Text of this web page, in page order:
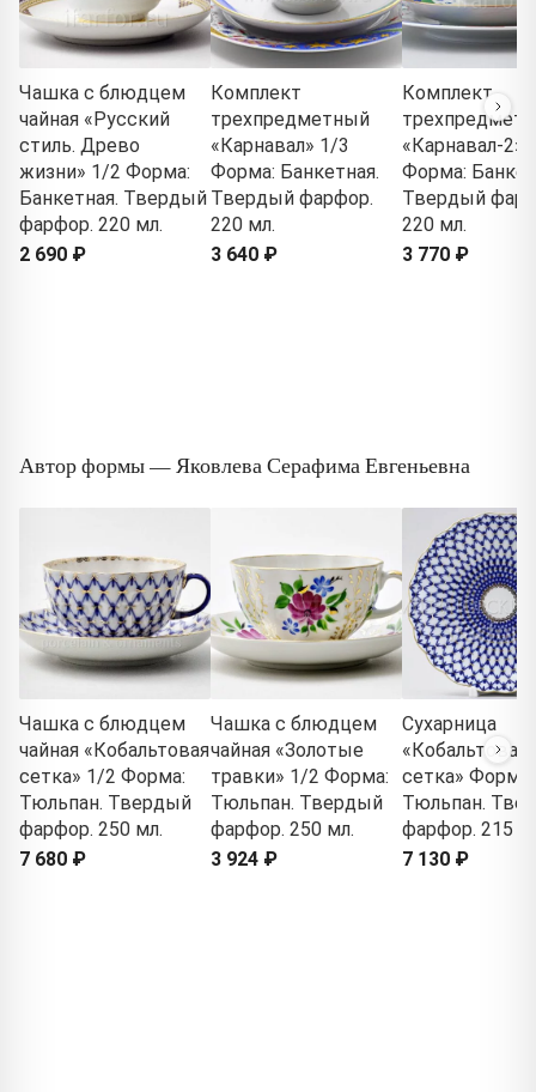
Чашка с блюдцем
чайная «Русский
стиль. Древо
жизни» 1/2 Форма:
Банкетная. Твердый
фарфор. 220 мл.
2 690 ₽
Комплект
трехпредметный
«Карнавал» 1/3
Форма: Банкетная.
Твердый фарфор.
220 мл.
3 640 ₽
Комплект
«Карнавал-2»
Форма:
Твердый
220 мл.
3 770 ₽
Автор формы — Яковлева Серафима Евгеньевна
Чашка с блюдцем
чайная «Кобальтовая
сетка» 1/2 Форма:
Тюльпан. Твердый
фарфор. 250 мл.
7 680 ₽
Чашка с блюдцем
чайная «Золотые
травки» 1/2 Форма:
Тюльпан. Твердый
фарфор. 250 мл.
3 924 ₽
Сухарница
«Кобальтовая
сетка» Форма:
Тюльпан.
фарфор. 215
7 130 ₽